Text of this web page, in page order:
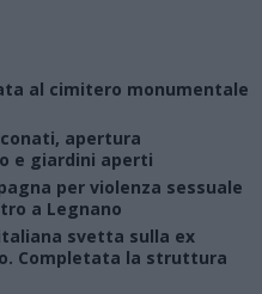
al cimitero monumentale
apertura
e giardini aperti
per violenza sessuale
a Legnano
svetta sulla ex
Completata la struttura